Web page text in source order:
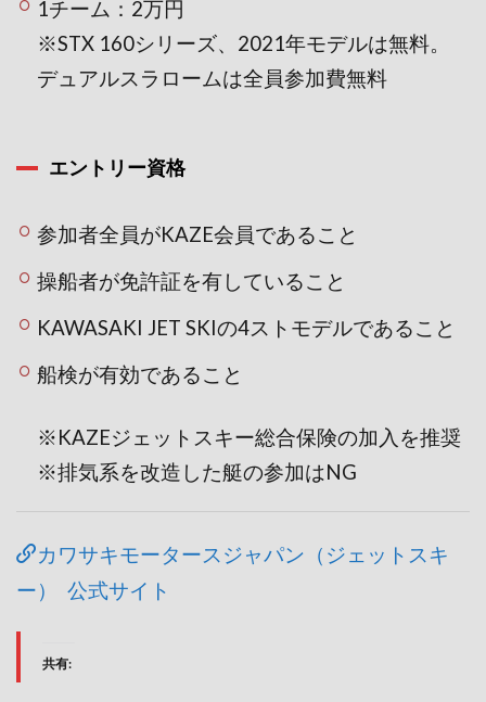
1チーム：2万円
※STX 160シリーズ、2021年モデルは無料。
デュアルスラロームは全員参加費無料
エントリー資格
参加者全員がKAZE会員であること
操船者が免許証を有していること
KAWASAKI JET SKIの4ストモデルであること
船検が有効であること
※KAZEジェットスキー総合保険の加入を推奨
※排気系を改造した艇の参加はNG
カワサキモータースジャパン（ジェットスキ
ー） 公式サイト
共有: